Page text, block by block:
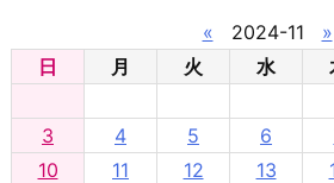
« 2024-11 »
日 月 火 水
3
4 5 6
10
11 12 13